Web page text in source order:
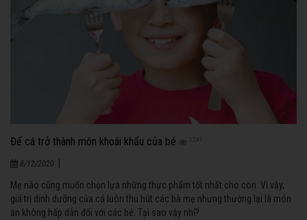
Để cá trở thành món khoái khẩu của bé 1241
8/12/2020
Mẹ nào cũng muốn chọn lựa những thực phẩm tốt nhất cho con. Vì vậy,
giá trị dinh dưỡng của cá luôn thu hút các bà mẹ nhưng thường lại là món
ăn không hấp dẫn đối với các bé. Tại sao vậy nhỉ?